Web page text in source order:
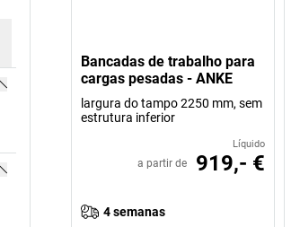
Bancadas de trabalho para
cargas pesadas - ANKE
largura do tampo 2250 mm, sem
estrutura inferior
Líquido
a partir de 919,- €
4 semanas